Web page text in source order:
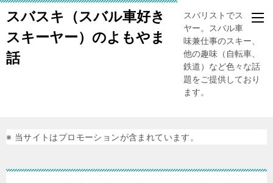
スバスキ（スバル車好き
スキーヤー）のよもやま
話
スバリストでスキー
ヤー。スバル車、趣
味兼仕事のスキー、
他の趣味（自転車、
鉄道）など色々な話
題をご提供しており
ます。
※ 当サイトはプロモーションが含まれています。